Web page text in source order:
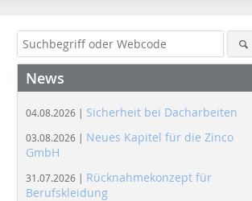
News
04.08.2026 | Sicherheit bei Dacharbeiten
03.08.2026 | Neues Kapitel für die Zinco
GmbH
31.07.2026 | Rücknahmekonzept für
Berufskleidung